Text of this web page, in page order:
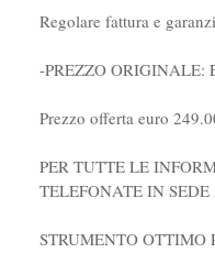
Regolare fattura e
-PREZZO ORIGINALE:
Prezzo offerta euro
PER TUTTE LE
TELEFONATE IN
STRUMENTO